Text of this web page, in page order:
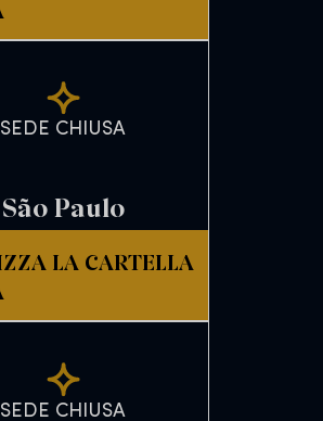
SEDE CHIUSA
São Paulo
LA CARTELLA
SEDE CHIUSA